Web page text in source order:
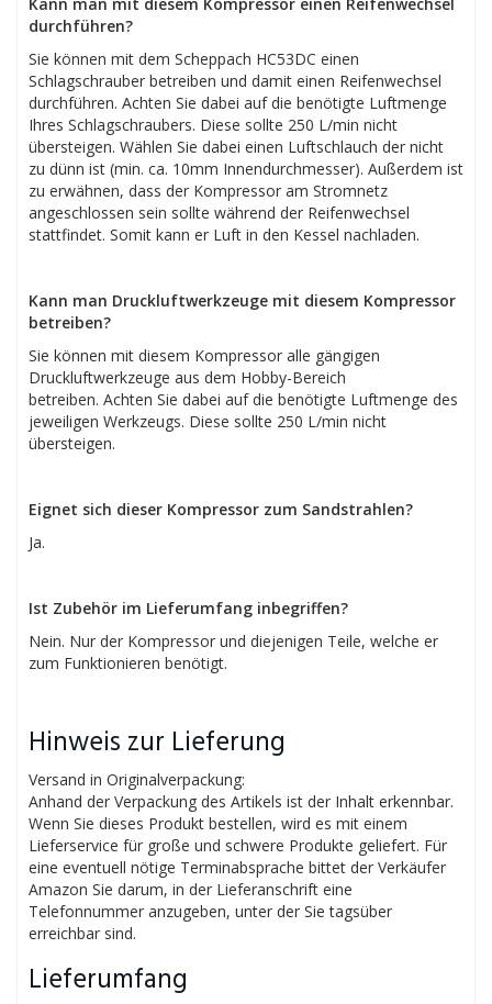
durchführen?
Sie können mit dem Scheppach HC53DC einen
Schlagschrauber betreiben und damit einen Reifenwechsel
durchführen. Achten Sie dabei auf die benötigte Luftmenge
Ihres Schlagschraubers. Diese sollte 250 L/min nicht
übersteigen. Wählen Sie dabei einen Luftschlauch der nicht
zu dünn ist (min. ca. 10mm Innendurchmesser). Außerdem ist
zu erwähnen, dass der Kompressor am Stromnetz
angeschlossen sein sollte während der Reifenwechsel
stattfindet. Somit kann er Luft in den Kessel nachladen.
Kann man Druckluftwerkzeuge mit diesem Kompressor
betreiben?
Sie können mit diesem Kompressor alle gängigen
Druckluftwerkzeuge aus dem Hobby-Bereich
betreiben. Achten Sie dabei auf die benötigte Luftmenge des
jeweiligen Werkzeugs. Diese sollte 250 L/min nicht
übersteigen.
Eignet sich dieser Kompressor zum Sandstrahlen?
Ja.
Ist Zubehör im Lieferumfang inbegriffen?
Nein. Nur der Kompressor und diejenigen Teile, welche er
zum Funktionieren benötigt.
Hinweis zur Lieferung
Versand in Originalverpackung:
Anhand der Verpackung des Artikels ist der Inhalt erkennbar.
Wenn Sie dieses Produkt bestellen, wird es mit einem
Lieferservice für große und schwere Produkte geliefert. Für
eine eventuell nötige Terminabsprache bittet der Verkäufer
Amazon Sie darum, in der Lieferanschrift eine
Telefonnummer anzugeben, unter der Sie tagsüber
erreichbar sind.
Lieferumfang